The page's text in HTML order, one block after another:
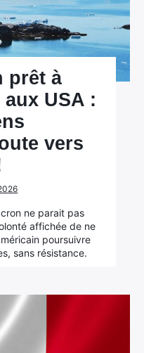
prêt à
USA :
vers
ne parait pas
affichée de ne
poursuivre
sans résistance.